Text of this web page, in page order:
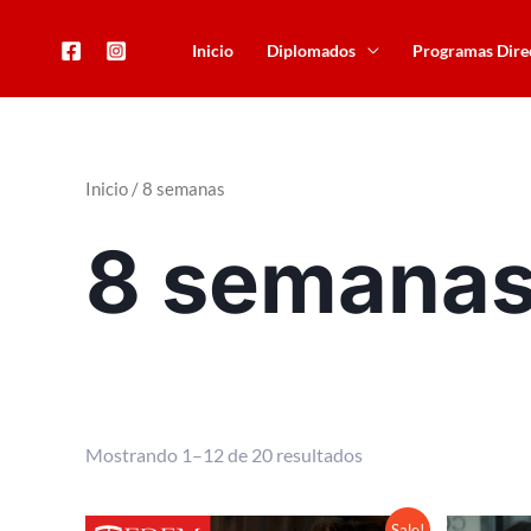
Inicio Diplomados Programas
Inicio / 8 semanas
8
Mostrando 1–12 de 20 resultados
Original